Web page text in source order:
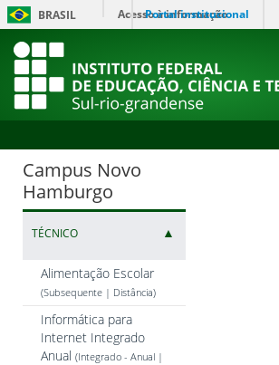
BRASIL Acesso à informação
Portal institucional
Campus Novo
Hamburgo
TÉCNICO ▲
Alimentação Escolar
(Subsequente | Distância)
Informática para
Internet Integrado
Anual (Integrado - Anual |